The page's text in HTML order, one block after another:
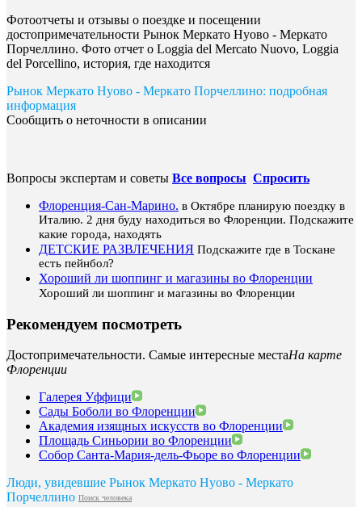
Фотоотчеты и отзывы о поездке и посещении
достопримечательности Рынок Меркато Нуово - Меркато
Порчеллино. Фото отчет о Loggia del Mercato Nuovo, Loggia
del Porcellino, история, где находится
Рынок Меркато Нуово - Меркато Порчеллино: подробная
информация
Сообщить о неточности в описании
Вопросы экспертам и советы Все вопросы Спросить
Флоренция-Сан-Марино. в Октябре планирую поездку в
Италию. 2 дня буду находиться во Флоренции. Подскажите
какие города, находять
ДЕТСКИЕ РАЗВЛЕЧЕНИЯ Подскажите где в Тоскане
есть пейнбол?
Хороший ли шоппинг и магазины во Флоренции
Хороший ли шоппинг и магазины во Флоренции
Рекомендуем посмотреть
Достопримечательности. Самые интересные местаНа карте
Флоренции
Галерея Уффици
Сады Боболи во Флоренции
Академия изящных искусств во Флоренции
Площадь Синьории во Флоренции
Собор Санта-Мария-дель-Фьоре во Флоренции
Люди, увидевшие Рынок Меркато Нуово - Меркато
Порчеллино Поиск человека